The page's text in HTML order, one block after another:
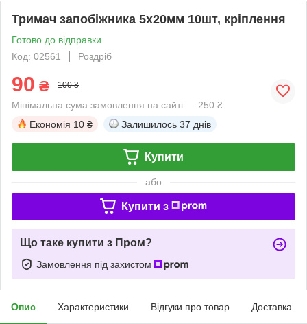
Тримач запобіжника 5х20мм 10шт, кріплення
Готово до відправки
Код: 02561
Роздріб
90 ₴ 100 ₴
Мінімальна сума замовлення на сайті — 250 ₴
Економія 10 ₴ Залишилось 37 днів
Купити
або
Купити з
Що таке купити з Пром?
Замовлення під захистом
Опис Характеристики Відгуки про товар Доставка